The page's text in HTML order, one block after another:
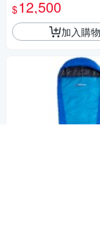
1
$12,500
加入購